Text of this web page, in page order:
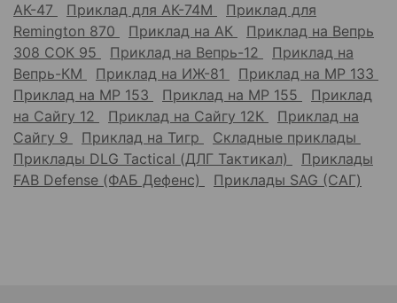
АК-47
Приклад для АК-74М
Приклад для
Remington 870
Приклад на АК
Приклад на Вепрь
308 СОК 95
Приклад на Вепрь-12
Приклад на
Вепрь-КМ
Приклад на ИЖ-81
Приклад на МР 133
Приклад на МР 153
Приклад на МР 155
Приклад
на Сайгу 12
Приклад на Сайгу 12К
Приклад на
Сайгу 9
Приклад на Тигр
Складные приклады
Приклады DLG Tactical (ДЛГ Тактикал)
Приклады
FAB Defense (ФАБ Дефенс)
Приклады SAG (САГ)